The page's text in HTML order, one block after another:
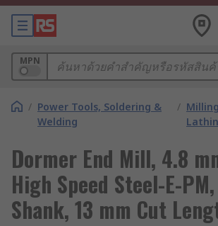
MPN
/ Power Tools, Soldering &
Welding
/
Dormer End Mill, 4.8
High Speed Steel-E-
Shank, 13 mm Cut